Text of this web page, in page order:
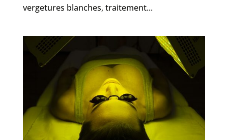
vergetures blanches, traitement...